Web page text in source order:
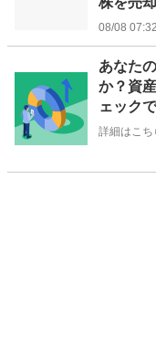
08/08 07:32
あなた
か？資
ェック
詳細はこち